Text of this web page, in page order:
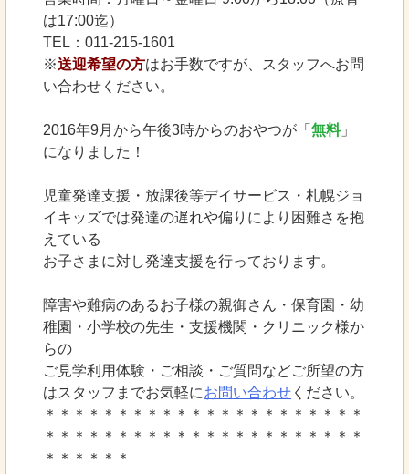
は17:00迄）
TEL：011-215-1601
※送迎希望の方はお手数ですが、スタッフへお問
い合わせください。
2016年9月から午後3時からのおやつが「 無料」
になりました！
児童発達支援・放課後等デイサービス・札幌ジョ
イキッズでは発達の遅れや偏りにより困難さを抱
えている
お子さまに対し発達支援を行っております。
障害や難病のあるお子様の親御さん・保育園・幼
稚園・小学校の先生・支援機関・クリニック様か
らの
ご見学利用体験・ご相談・ご質問などご所望の方
はスタッフまでお気軽にお問い合わせ ください。
＊＊＊＊＊＊＊＊＊＊＊＊＊＊＊＊＊＊＊＊＊＊
＊＊＊＊＊＊＊＊＊＊＊＊＊＊＊＊＊＊＊＊＊＊
＊＊＊＊＊＊